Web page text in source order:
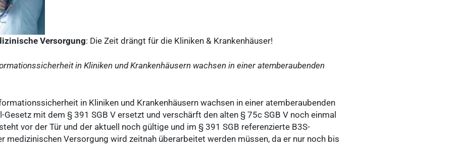
Versorgung: Die Zeit drängt für die Kliniken & Krankenhäuser!
in Kliniken und Krankenhäusern wachsen in einer atemberaubenden
in Kliniken und Krankenhäusern wachsen in einer atemberaubenden
mit dem § 391 SGB V ersetzt und verschärft den alten § 75c SGB V noch einmal
vor der Tür und der aktuell noch gültige und im § 391 SGB referenzierte B3S-
medizinischen Versorgung wird zeitnah überarbeitet werden müssen, da er nur noch bis